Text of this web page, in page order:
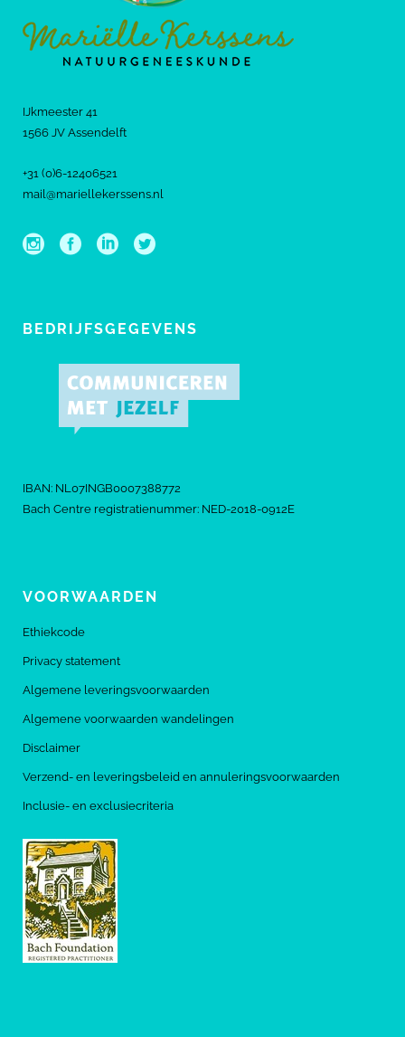
IJkmeester 41
1566 JV Assendelft
+31 (0)6-12406521
mail@mariellekerssens.nl
BEDRIJFSGEGEVENS
IBAN: NL07INGB0007388772
Bach Centre registratienummer: NED-2018-0912E
VOORWAARDEN
Ethiekcode
Privacy statement
Algemene leveringsvoorwaarden
Algemene voorwaarden wandelingen
Disclaimer
Verzend- en leveringsbeleid en annuleringsvoorwaarden
Inclusie- en exclusiecriteria